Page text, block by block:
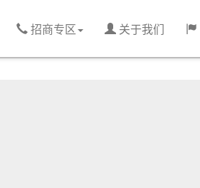
招商专区 关于我们